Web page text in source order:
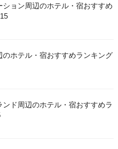
ション周辺のホテル・宿おすすめ
のホテル・宿おすすめランキング
ド周辺のホテル・宿おすすめラ